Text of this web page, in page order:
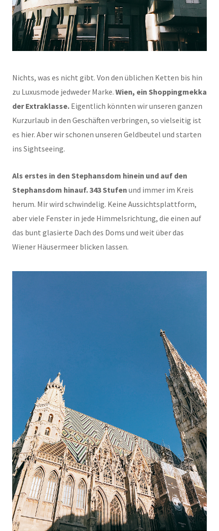
Nichts, was es nicht gibt. Von den üblichen Ketten bis hin
zu Luxusmode jedweder Marke. Wien, ein Shoppingmekka
der Extraklasse. Eigentlich könnten wir unseren ganzen
Kurzurlaub in den Geschäften verbringen, so vielseitig ist
es hier. Aber wir schonen unseren Geldbeutel und starten
ins Sightseeing.
Als erstes in den Stephansdom hinein und auf den
Stephansdom hinauf. 343 Stufen und immer im Kreis
herum. Mir wird schwindelig. Keine Aussichtsplattform,
aber viele Fenster in jede Himmelsrichtung, die einen auf
das bunt glasierte Dach des Doms und weit über das
Wiener Häusermeer blicken lassen.